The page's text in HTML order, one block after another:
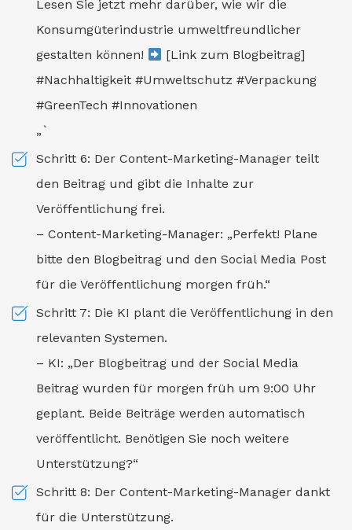
Lesen Sie jetzt mehr darüber, wie wir die
Konsumgüterindustrie umweltfreundlicher
gestalten können!
[Link zum Blogbeitrag]
#Nachhaltigkeit #Umweltschutz #Verpackung
#GreenTech #Innovationen
„`
Schritt 6: Der Content-Marketing-Manager teilt
den Beitrag und gibt die Inhalte zur
Veröffentlichung frei.
– Content-Marketing-Manager: „Perfekt! Plane
bitte den Blogbeitrag und den Social Media Post
für die Veröffentlichung morgen früh.“
Schritt 7: Die KI plant die Veröffentlichung in den
relevanten Systemen.
– KI: „Der Blogbeitrag und der Social Media
Beitrag wurden für morgen früh um 9:00 Uhr
geplant. Beide Beiträge werden automatisch
veröffentlicht. Benötigen Sie noch weitere
Unterstützung?“
Schritt 8: Der Content-Marketing-Manager dankt
für die Unterstützung.